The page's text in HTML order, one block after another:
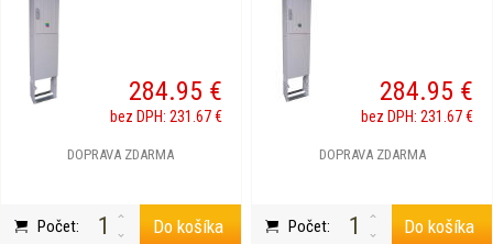
DOPRAVA ZDARMA
284.95 €
bez DPH: 231.67 €
Počet: Do košíka
DOPRAVA ZDARMA
284.95 €
bez DPH: 231.67 €
Počet: Do košíka